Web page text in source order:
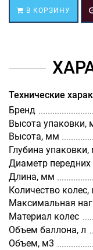
В КОРЗИНУ
Технические
Бренд
Высота упаковки,
Высота, мм
Глубина
Диаметр
Длина, мм
Количество колес,
Максимальная
Материал колес
Объем баллона, л
Объем, м3